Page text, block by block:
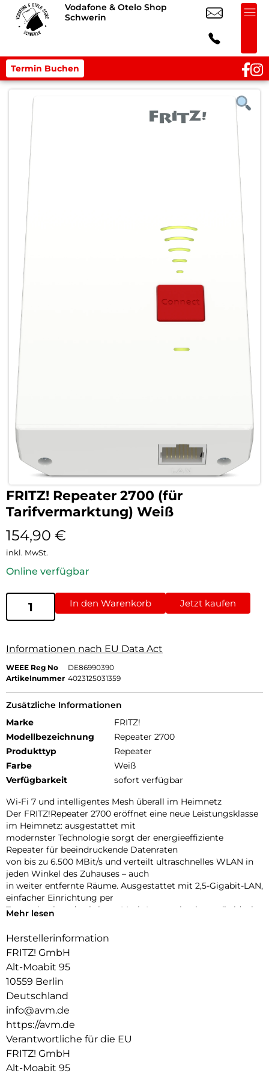
Vodafone & Otelo Shop
Schwerin
Termin Buchen
FRITZ! Repeater 2700 (für
Tarifvermarktung) Weiß
154,90 €
inkl. MwSt.
Online verfügbar
In den Warenkorb Jetzt kaufen
Informationen nach EU Data Act
WEEE Reg No
DE86990390
Artikelnummer 4023125031359
Zusätzliche Informationen
Marke
FRITZ!
Modellbezeichnung
Repeater 2700
Produkttyp
Repeater
Farbe
Weiß
Verfügbarkeit
sofort verfügbar
Wi-Fi 7 und intelligentes Mesh überall im Heimnetz
Der FRITZ!Repeater 2700 eröffnet eine neue Leistungsklasse
im Heimnetz: ausgestattet mit
modernster Technologie sorgt der energieeffiziente
Repeater für beeindruckende Datenraten
von bis zu 6.500 MBit/s und verteilt ultraschnelles WLAN in
jeden Winkel des Zuhauses – auch
in weiter entfernte Räume. Ausgestattet mit 2,5-Gigabit-LAN,
einfacher Einrichtung per
Tastendruck und nahtloser Mesh-Integration ist er die ideale
Heimnetze – inklusive FRITZ!OS, kostenlosen Updates,
Garantie.
Ultraschnelles Wi-Fi 7 und 2,5-Gigabit-LAN
Der FRITZ!Repeater 2700 bringt Highspeed ins Heimnetz: Mit
Wi-Fi 7, vier Antennen im 5-GHzBand und zwei im 2,4-GHz-
Band (4×4 + 2×2) erreicht er beeindruckende WLAN-
Datenraten
von bis zu 6.500 MBit/s. Der 2,5-Gigabit-LAN-Anschluss
ermöglicht schnelle Verbindungen
zur FRITZ!Box oder zu Geräten wie NAS, Streaming-Boxen
Mehr lesen
Herstellerinformation
FRITZ! GmbH
Alt-Moabit 95
10559 Berlin
Deutschland
info@avm.de
https://avm.de
Verantwortliche für die EU
FRITZ! GmbH
Alt-Moabit 95